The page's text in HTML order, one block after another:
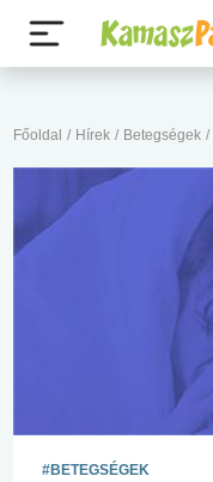
Főoldal / Hírek / Betegségek /
#BETEGSÉGEK